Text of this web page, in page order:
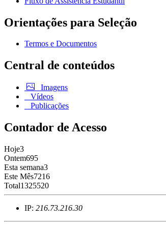
Orientações para Seleção
Termos e Documentos
Central de conteúdos
Imagens
Vídeos
Publicações
Contador de Acesso
Hoje3
Ontem695
Esta semana3
Este Mês7216
Total1325520
IP: 216.73.216.30